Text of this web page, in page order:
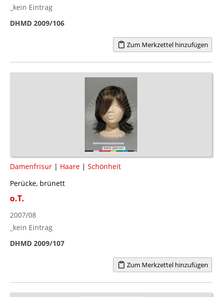
_kein Eintrag
DHMD 2009/106
Zum Merkzettel hinzufügen
Damenfrisur | Haare | Schönheit
Perücke, brünett
o.T.
2007/08
_kein Eintrag
DHMD 2009/107
Zum Merkzettel hinzufügen